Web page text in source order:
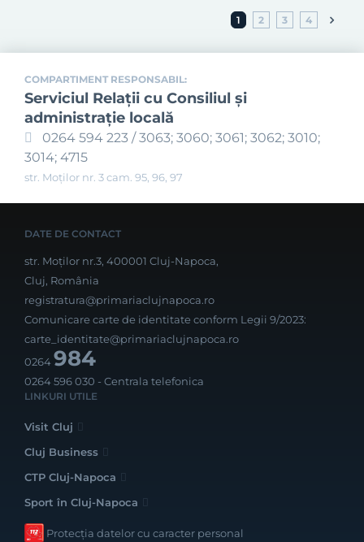
1 2 3 4
COMPARTIMENT RESPONSABIL:
Serviciul Relaţii cu Consiliul şi
administraţie locală
0264 594 223 / 3063; 3060; 3061; 3062; 3010;
3014; 4715
str. Moților nr. 3 cam. 95, 96, 97
DATE DE CONTACT
str. Moților nr.3, 400001 Cluj-Napoca,
Cluj, România
registratura@primariaclujnapoca.ro
Comunicare carte de identitate conform Legii 9/2023:
carte_identitate@primariaclujnapoca.ro
0264984
0264 596 030 - Centrala telefonica
LINKURI UTILE
Visit Cluj
Cluj Business
CTP Cluj-Napoca
Sport în Cluj-Napoca
Protecția datelor cu caracter personal